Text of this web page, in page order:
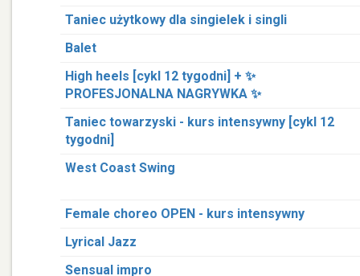
Taniec użytkowy dla singielek i singli
Balet
High heels [cykl 12 tygodni] + ✨
PROFESJONALNA NAGRYWKA ✨
Taniec towarzyski - kurs intensywny [cykl 12
tygodni]
West Coast Swing
Female choreo OPEN - kurs intensywny
Lyrical Jazz
Sensual impro